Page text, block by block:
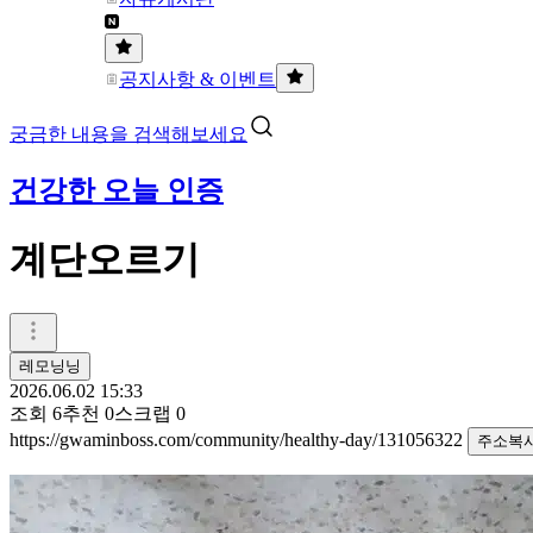
공지사항 & 이벤트
궁금한 내용을 검색해보세요
건강한 오늘 인증
계단오르기
레모닝닝
2026.06.02 15:33
조회 6추천 0스크랩 0
https://gwaminboss.com/community/healthy-day/131056322
주소복